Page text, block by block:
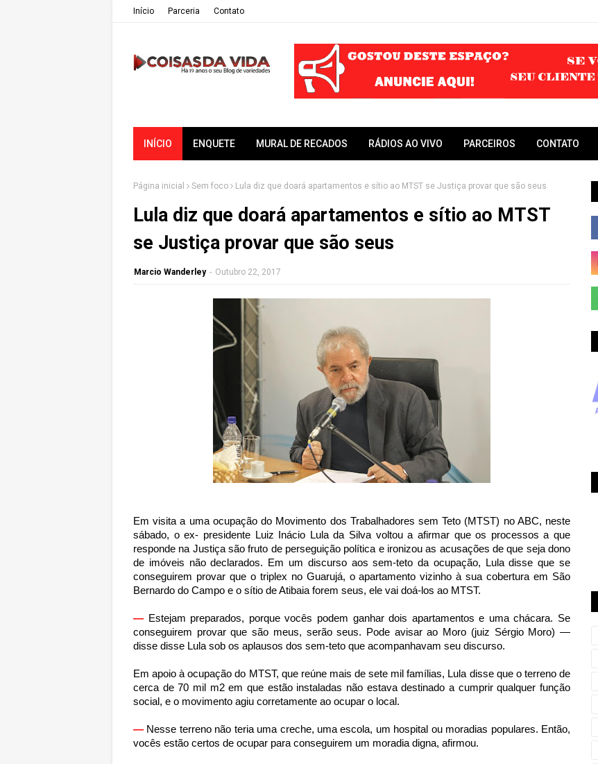
Iní­cio Parceria Contato
INÍCIO ENQUETE MURAL DE RECADOS RÁDIOS AO VIVO PARCEIROS CONTATO
Página inicial Sem foco Lula diz que doará apartamentos e sítio ao MTST se Justiça provar que são seus
Lula diz que doará apartamentos e sítio ao MTST
se Justiça provar que são seus
Marcio Wanderley - Outubro 22, 2017
Em visita a uma ocupação do Movimento dos Trabalhadores sem Teto (MTST) no ABC, neste
sábado, o ex- presidente Luiz Inácio Lula da Silva voltou a afirmar que os processos a que
responde na Justiça são fruto de perseguição política e ironizou as acusações de que seja dono
de imóveis não declarados. Em um discurso aos sem-teto da ocupação, Lula disse que se
conseguirem provar que o triplex no Guarujá, o apartamento vizinho à sua cobertura em São
Bernardo do Campo e o sítio de Atibaia forem seus, ele vai doá-los ao MTST.
— Estejam preparados, porque vocês podem ganhar dois apartamentos e uma chácara. Se
conseguirem provar que são meus, serão seus. Pode avisar ao Moro (juiz Sérgio Moro) —
disse disse Lula sob os aplausos dos sem-teto que acompanhavam seu discurso.
Em apoio à ocupação do MTST, que reúne mais de sete mil famílias, Lula disse que o terreno de
cerca de 70 mil m2 em que estão instaladas não estava destinado a cumprir qualquer função
social, e o movimento agiu corretamente ao ocupar o local.
— Nesse terreno não teria uma creche, uma escola, um hospital ou moradias populares. Então,
vocês estão certos de ocupar para conseguirem um moradia digna, afirmou.